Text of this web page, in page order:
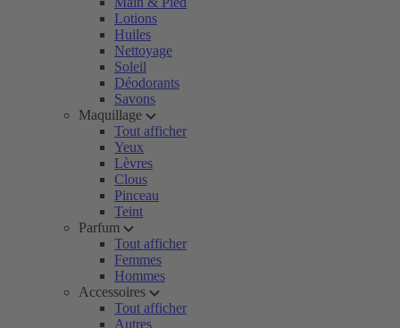
Lotions
Huiles
Nettoyage
Soleil
Déodorants
Savons
Maquillage
Tout afficher
Yeux
Lèvres
Clous
Pinceau
Teint
Parfum
Tout afficher
Femmes
Hommes
Accessoires
Tout afficher
Autres